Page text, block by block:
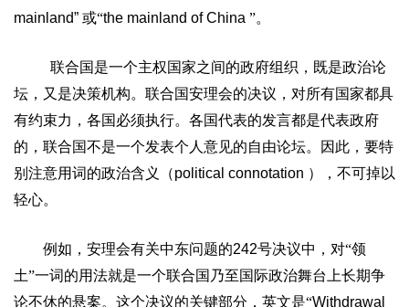
mainland” 或“the mainland of China ”。
联合国是一个主权国家之间的政府组织，既是政治论
坛，又是决策机构。联合国安理会的决议，对所有国家都具
有约束力，各国必须执行。各国代表的发言都是代表政府
的，联合国不是一个发表个人意见的自由论坛。因此，要特
别注意用词的政治含义（political connotation ），不可掉以
轻心。
例如，安理会有关中东问题的242号决议中，对“领
土”一词的用法就是一个联合国乃至国际政治舞台上长期争
论不休的悬案。这个决议的关键部分，英文是“Withdrawal